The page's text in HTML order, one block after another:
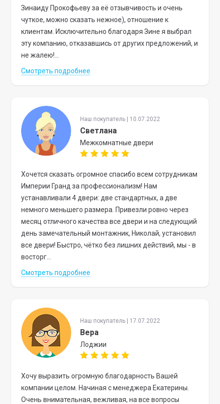
Зинаиду Прокофьеву за её отзывчивость и очень
чуткое, можно сказать нежное), отношение к
клиентам. Исключительно благодаря Зине я выбрал
эту компанию, отказавшись от других предложений, и
не жалею!...
Смотреть подробнее
Наш покупатель | 10.07.2022
Светлана
Межкомнатные двери
Хочется сказать огромное спасибо всем сотрудникам
Империи Гранд за профессионализм! Нам
устанавливали 4 двери: две стандартных, а две
немного меньшего размера. Привезли ровно через
месяц отличного качества все двери и на следующий
день замечательный монтажник, Николай, установил
все двери! Быстро, чётко без лишних действий, мы - в
восторг...
Смотреть подробнее
Наш покупатель | 17.07.2022
Вера
Лоджии
Хочу выразить огромную благодарность Вашей
компании целом. Начиная с менеджера Екатерины.
Очень внимательная, вежливая, на все вопросы